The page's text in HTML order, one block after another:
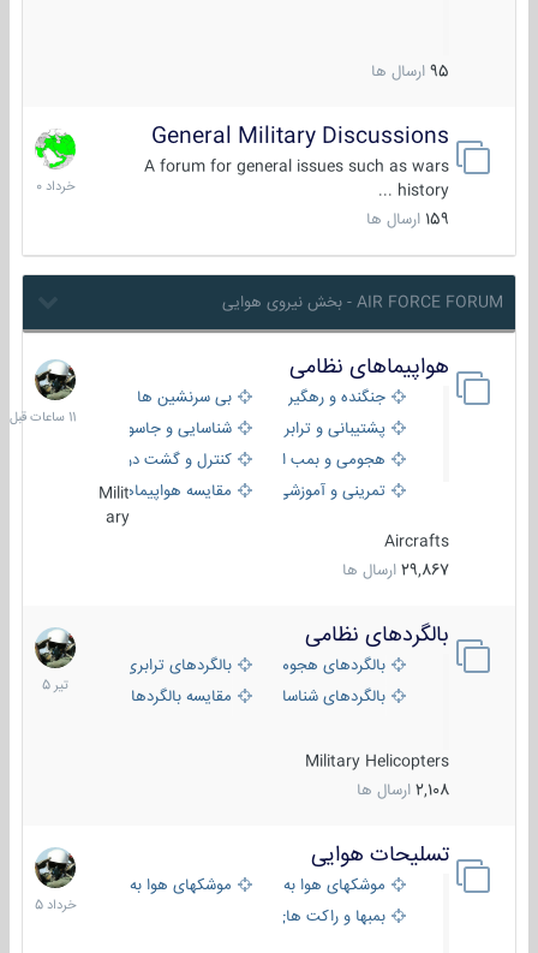
95 ارسال ها
General Military Discussions
A forum for general issues such as wars
history ...
159 ارسال ها
10
خرداد
1400
AIR FORCE FORUM - بخش نیروی هوایی
هواپیماهای نظامی
جنگنده و رهگیر
بی سرنشین ها
پشتیبانی و ترابری
شناسایی و جاسوسی
هجومی و بمب افکن
کنترل و گشت دریایی
تمرینی و آموزشی
مقایسه هواپیماهاMilit
ary
Aircrafts
29,867 ارسال ها
11
ساعات
قبل
بالگردهای نظامی
بالگردهای هجومی
بالگردهای ترابری
بالگردهای شناسایی
مقایسه بالگردها
Military Helicopters
2,108 ارسال ها
22
تیر
1405
تسلیحات هوایی
موشکهای هوا به هوا
موشکهای هوا به سطح
بمبها و راکت های هوایی
30
خرداد
1405